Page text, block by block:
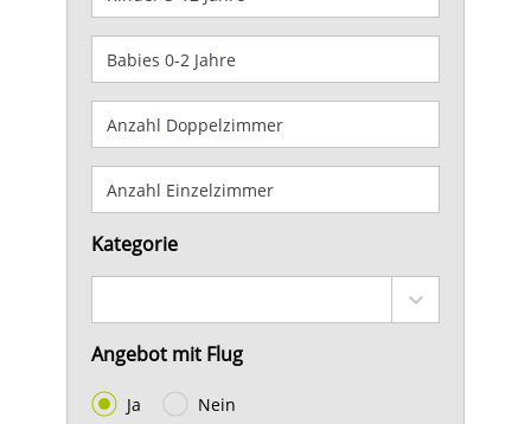
Kategorie
Angebot mit Flug
Ja Nein